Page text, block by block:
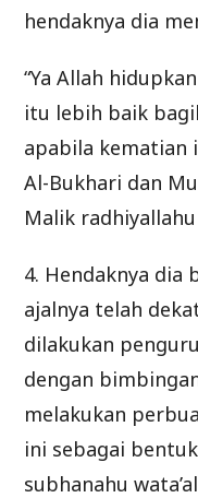
hendaknya dia
“Ya Allah
itu lebih baik
apabila kematian
Al-Bukhari dan
Malik radhiyallahu
4. Hendaknya dia
ajalnya telah
dilakukan
dengan
melakukan
ini sebagai
subhanahu